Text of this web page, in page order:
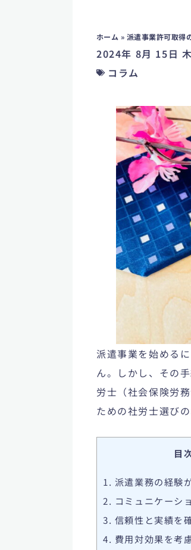
ホーム » 派遣事業許可取得
2024年 8月 15日
コラム
派遣事業を始める
ん。しかし、その
労士（社会保険労務
ための社労士選び
目
1. 派遣業務の経験
2. コミュニケーシ
3. 信頼性と実績を
4. 費用対効果を考